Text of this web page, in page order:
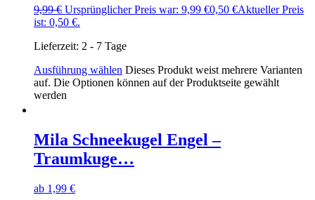
9,99€ Ursprünglicher Preis war: 9,99 €0,50 €Aktueller Preis
ist: 0,50 €.
Lieferzeit: 2 - 7 Tage
Ausführung wählen Dieses Produkt weist mehrere Varianten
auf. Die Optionen können auf der Produktseite gewählt
werden
Mila Schneekugel Engel –
Traumkuge…
ab 1,99 €